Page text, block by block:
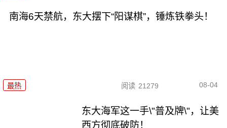
南海6天禁航，东大摆下“阳谋棋”，锤炼铁拳头！
最热 阅读 21279 08-04
东大海军这一手\"普及牌\"，让美
西方彻底破防！